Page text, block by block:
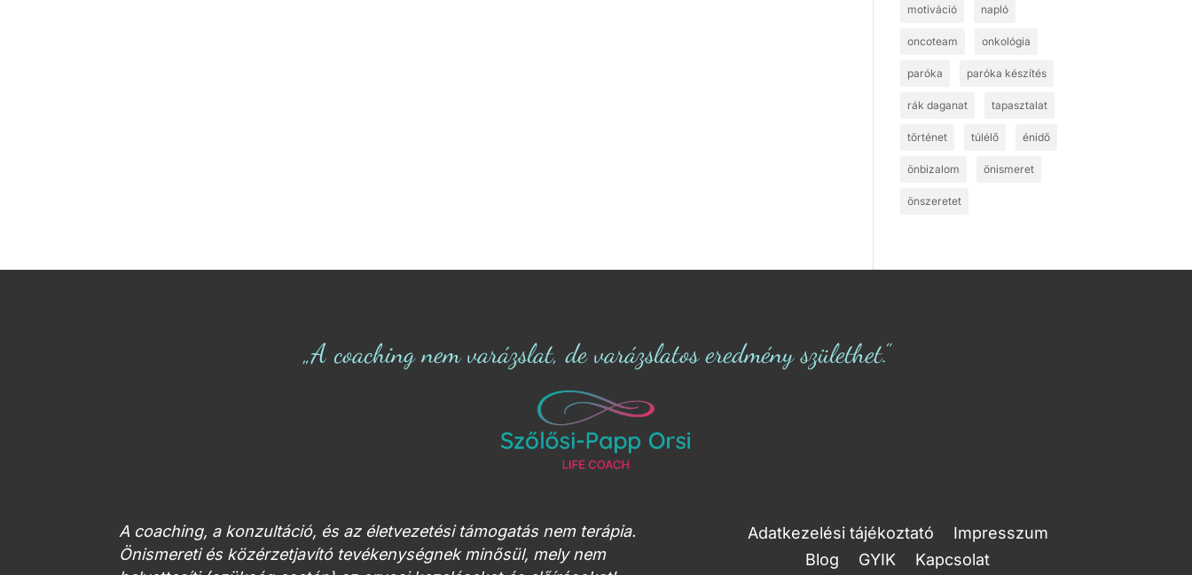
motiváció napló
oncoteam onkológia
paróka paróka készítés
rák daganat tapasztalat
történet túlélő énidő
önbizalom önismeret
önszeretet
„A coaching nem varázslat, de varázslatos eredmény születhet.”
A coaching, a konzultáció, és az életvezetési támogatás nem terápia.
Önismereti és közérzetjavító tevékenységnek minősül, mely nem
Adatkezelési tájékoztató
Impresszum
Blog
GYIK Kapcsolat